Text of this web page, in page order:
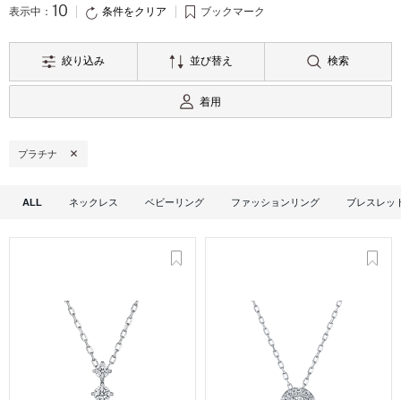
表示中： 10 条件をクリア ブックマーク
絞り込み 並び替え 検索
着用
プラチナ
ALL ネックレス ベビーリング ファッションリング ブレスレッ